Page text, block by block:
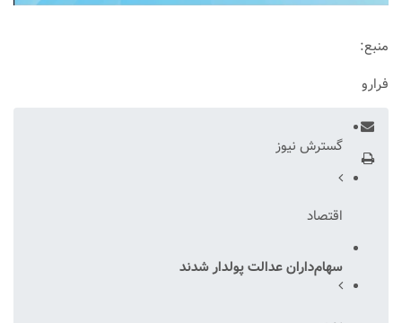
منبع:
فرارو
گسترش نیوز
اقتصاد
سهام‌داران عدالت پولدار شدند